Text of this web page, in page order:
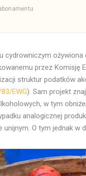
cydrowniczym
przez Komisję
struktur podatków
EWG). Sam projekt
w tym
analogicznej
O tym jednak w